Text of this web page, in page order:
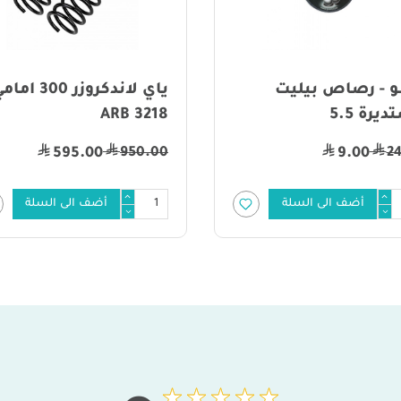
- رصاص بيليت
5.5
9.00
أضف الى السلة
ياي لاندكروزر 300
ARB 3218
950.00
595.00
أضف الى السلة